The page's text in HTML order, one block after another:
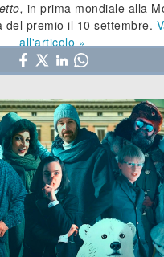
in prima mondiale alla
del premio il 10 settembre.
all'articolo »